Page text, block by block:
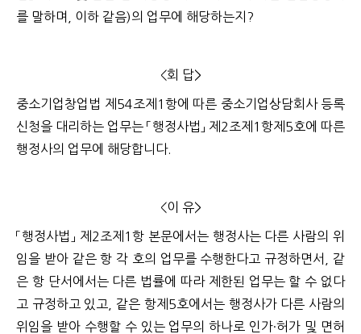
를 말하며, 이하 같음)의 업무에 해당하는지?
<회 답>
중소기업창업법 제54조제1항에 따른 중소기업상담회사 등록
신청을 대리하는 업무는 「행정사법」 제2조제1항제5호에 따른
행정사의 업무에 해당합니다.
<이 유>
「행정사법」 제2조제1항 본문에서는 행정사는 다른 사람의 위
임을 받아 같은 항 각 호의 업무를 수행한다고 규정하면서, 같
은 항 단서에서는 다른 법률에 따라 제한된 업무는 할 수 없다
고 규정하고 있고, 같은 항제5호에서는 행정사가 다른 사람의
위임을 받아 수행할 수 있는 업무의 하나로 인가·허가 및 면허